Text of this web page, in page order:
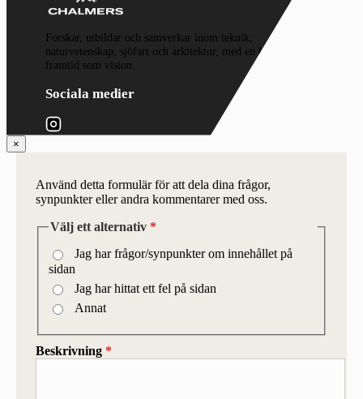
Forskar, utbildar och samverkar inom teknik,
naturvetenskap, sjöfart och arkitektur, med en hållbar
framtid som vision.
Sociala medier
×
Använd detta formulär för att dela dina frågor,
synpunkter eller andra kommentarer med oss.
Välj ett alternativ *
Jag har frågor/synpunkter om innehållet på
sidan
Jag har hittat ett fel på sidan
Annat
Beskrivning *